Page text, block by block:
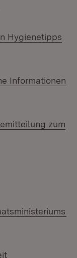
Hygienetipps
Informationen
zum